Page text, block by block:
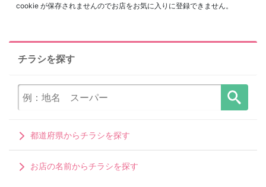
cookie が保存されませんのでお店をお気に入りに登録できません。
チラシを探す
都道府県からチラシを探す
お店の名前からチラシを探す